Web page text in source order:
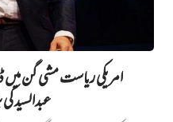
امریکی ریاست مشی گن
عبدالسید